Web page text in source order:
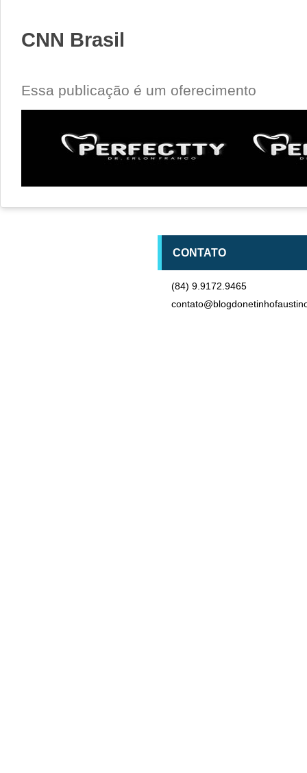
CNN Brasil
Essa publicação é um oferecimento
CONTATO
(84) 9.9172.9465